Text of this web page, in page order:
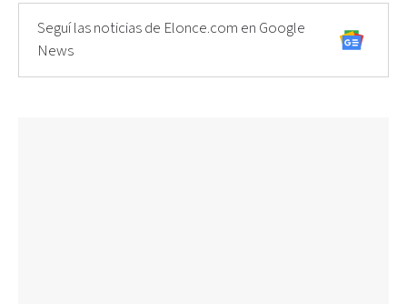
Seguí las noticias de Elonce.com en Google
News